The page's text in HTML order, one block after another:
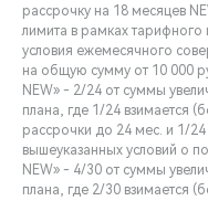
рассрочку на 18 месяцев
лимита в рамках
условия ежемесячного
на общую сумму от 10 000
NEW» - 2/24 от суммы
плана, где 1/24 взимается
рассрочки до 24 мес. и 1/
вышеуказанных условий о
NEW» - 4/30 от суммы
плана, где 2/30 взимается